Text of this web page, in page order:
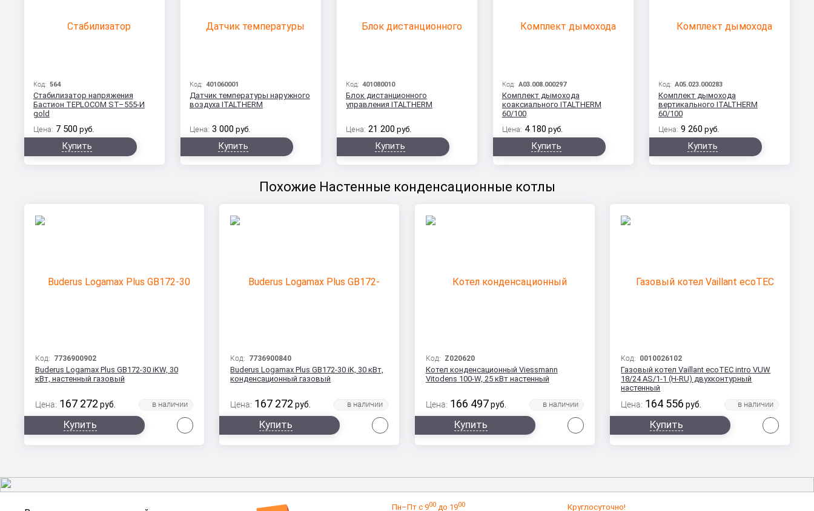
Код: 564
Стабилизатор напряжения
Бастион TEPLOCOM ST–555-И
gold
Цена: 7 500 руб.
Купить
Код: 401060001
Датчик температуры наружного
воздуха ITALTHERM
Цена: 3 000 руб.
Купить
Код: 401080010
Блок дистанционного
управления ITALTHERM
Цена: 21 200 руб.
Купить
Код: A03.008.000297
Комплект дымохода
коаксиального ITALTHERM
60/100
Цена: 4 180 руб.
Купить
Код: A05.023.000283
Комплект дымохода
вертикального ITALTHERM
60/100
Цена: 9 260 руб.
Купить
Похожие Настенные конденсационные котлы
Код: 7736900902
Buderus Logamax Plus GB172-30 iKW, 30
кВт, настенный газовый
Цена: 167 272 руб.
Купить
Код: 7736900840
Buderus Logamax Plus GB172-30 iK, 30 кВт,
конденсационный газовый
Цена: 167 272 руб.
Купить
Код: Z020620
Котел конденсационный Viessmann
Vitodens 100-W, 25 кВт настенный
Цена: 166 497руб.
Купить
Код: 0010026102
Газовый котел Vaillant ecoTEC intro VUW
18/24 AS/1-1 (H-RU) двухконтурный
настенный
Цена: 164 556 руб.
Купить
Пн–Пт с 900до 1900 Круглосуточно!